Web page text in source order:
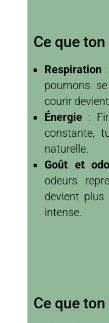
Ce que
Respiration:
poumons
courir
Énergie:
constante,
naturelle.
Goût et
odeurs
devient plus
intense.
Ce que